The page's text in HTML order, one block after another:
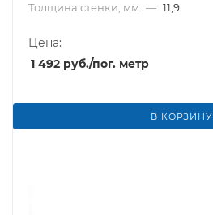
Толщина стенки, мм — 11,9
Цена:
1 492 руб./пог. метр
В КОРЗИНУ